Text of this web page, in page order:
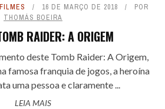
FILMES 16 DE MARÇO DE 2018
POR
THOMÁS BOEIRA
RAIDER: A ORIGEM
deste Tomb Raider: A Origem,
famosa franquia de jogos, a heroína
uma pessoa e claramente ...
LEIA MAIS